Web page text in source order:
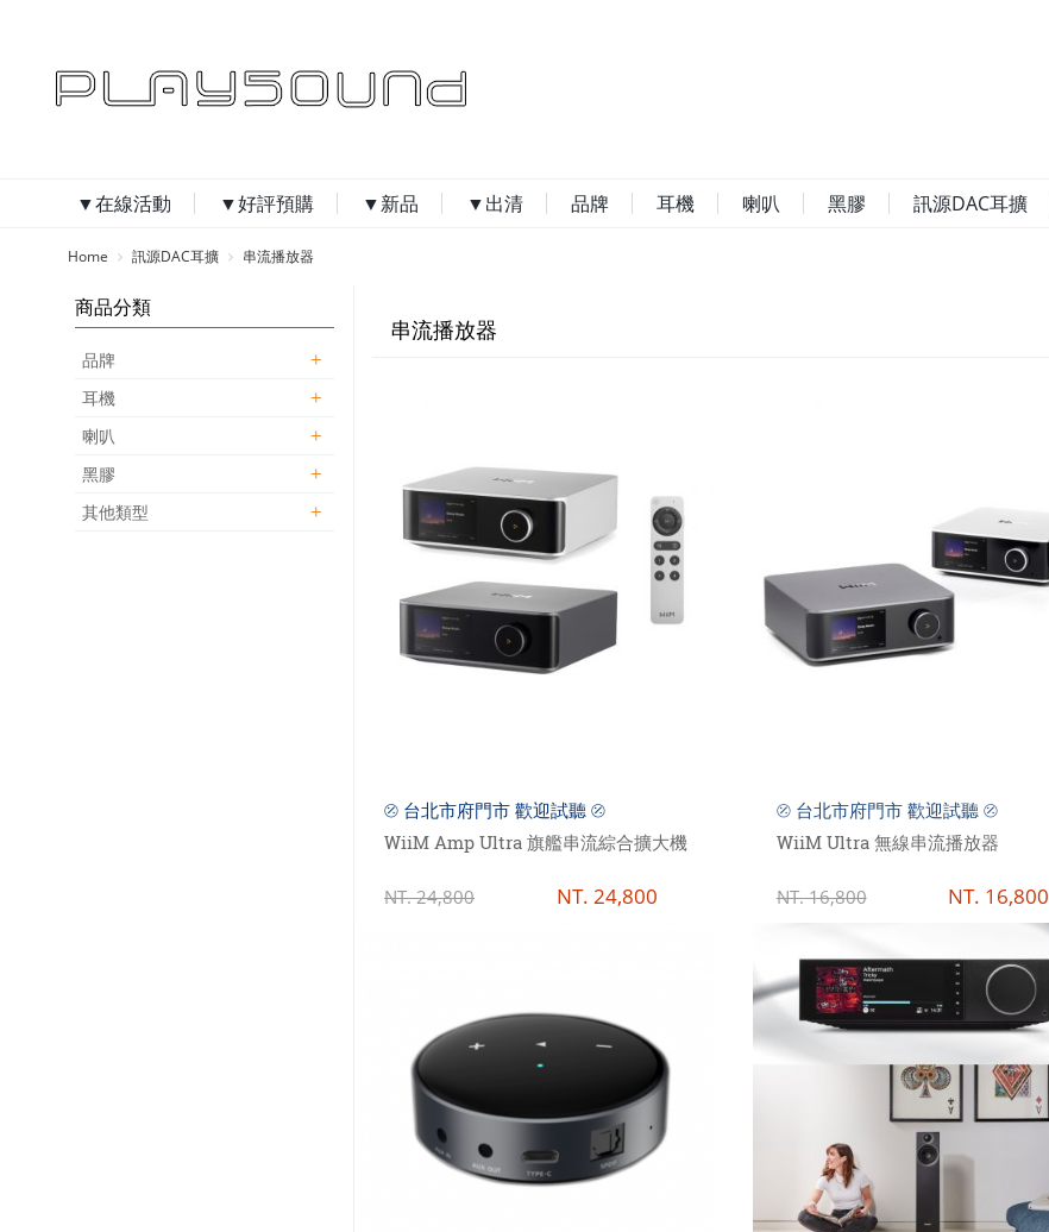
▼在線活動 ▼好評預購 ▼新品 ▼出清 品牌 耳機 喇叭 黑膠 訊源DAC耳擴
Home 訊源DAC耳擴 串流播放器
商品分類
品牌
耳機
喇叭
黑膠
其他類型
串流播放器
⦼ 台北市府門市 歡迎試聽 ⦼
WiiM Amp Ultra 旗艦串流綜合擴大機
NT.24,800 NT. 24,800
⦼ 台北市府門市 歡迎試聽 ⦼
WiiM Ultra 無線串流播放器
NT.16,800 NT. 16,800